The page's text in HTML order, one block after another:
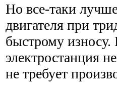
Но все-таки
двигателя при
быстрому
электростанция
не требует